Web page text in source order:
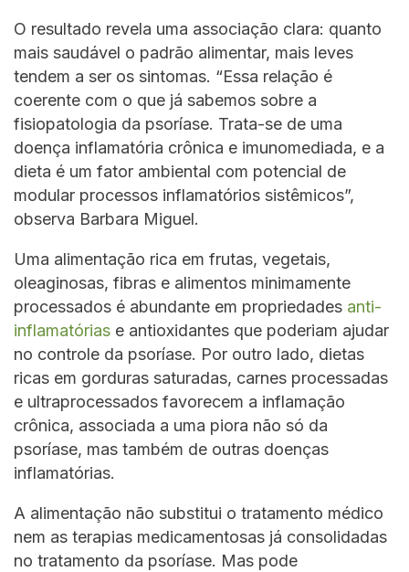
O resultado revela uma associação clara: quanto
mais saudável o padrão alimentar, mais leves
tendem a ser os sintomas. “Essa relação é
coerente com o que já sabemos sobre a
fisiopatologia da psoríase. Trata-se de uma
doença inflamatória crônica e imunomediada, e a
dieta é um fator ambiental com potencial de
modular processos inflamatórios sistêmicos”,
observa Barbara Miguel.
Uma alimentação rica em frutas, vegetais,
oleaginosas, fibras e alimentos minimamente
processados é abundante em propriedades anti-
inflamatórias e antioxidantes que poderiam ajudar
no controle da psoríase. Por outro lado, dietas
ricas em gorduras saturadas, carnes processadas
e ultraprocessados favorecem a inflamação
crônica, associada a uma piora não só da
psoríase, mas também de outras doenças
inflamatórias.
A alimentação não substitui o tratamento médico
nem as terapias medicamentosas já consolidadas
no tratamento da psoríase. Mas pode